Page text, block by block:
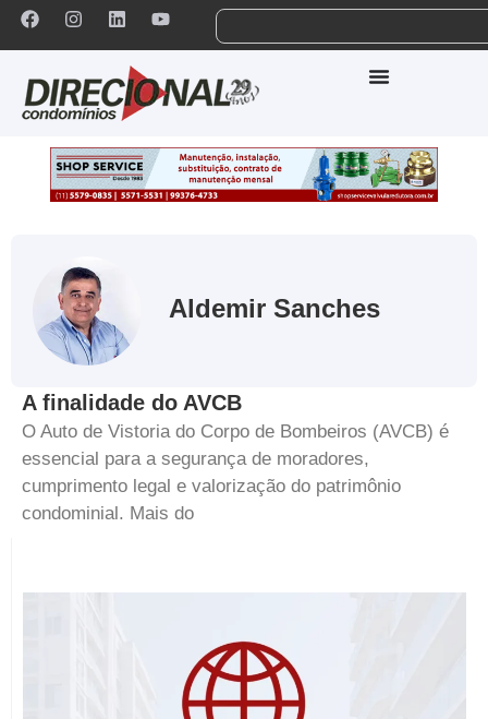
Aldemir Sanches
A finalidade do AVCB
O Auto de Vistoria do Corpo de Bombeiros (AVCB) é
essencial para a segurança de moradores,
cumprimento legal e valorização do patrimônio
condominial. Mais do